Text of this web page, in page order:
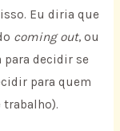
Eu diria que
coming out, ou
para decidir se
para quem